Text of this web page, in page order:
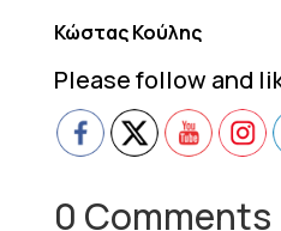
Κώστας Κούλης
Please follow and
0 Comments